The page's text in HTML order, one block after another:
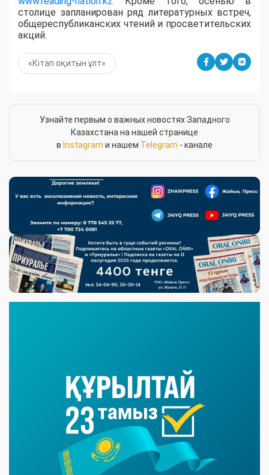
столице запланирован ряд литературных встреч,
общереспубликанских чтений и просветительских
акций.
«Кітап оқитын ұлт»
Узнайте первым о важных новостях Западного
Казахстана на нашей странице
в Instagram и нашем Telegram - канале